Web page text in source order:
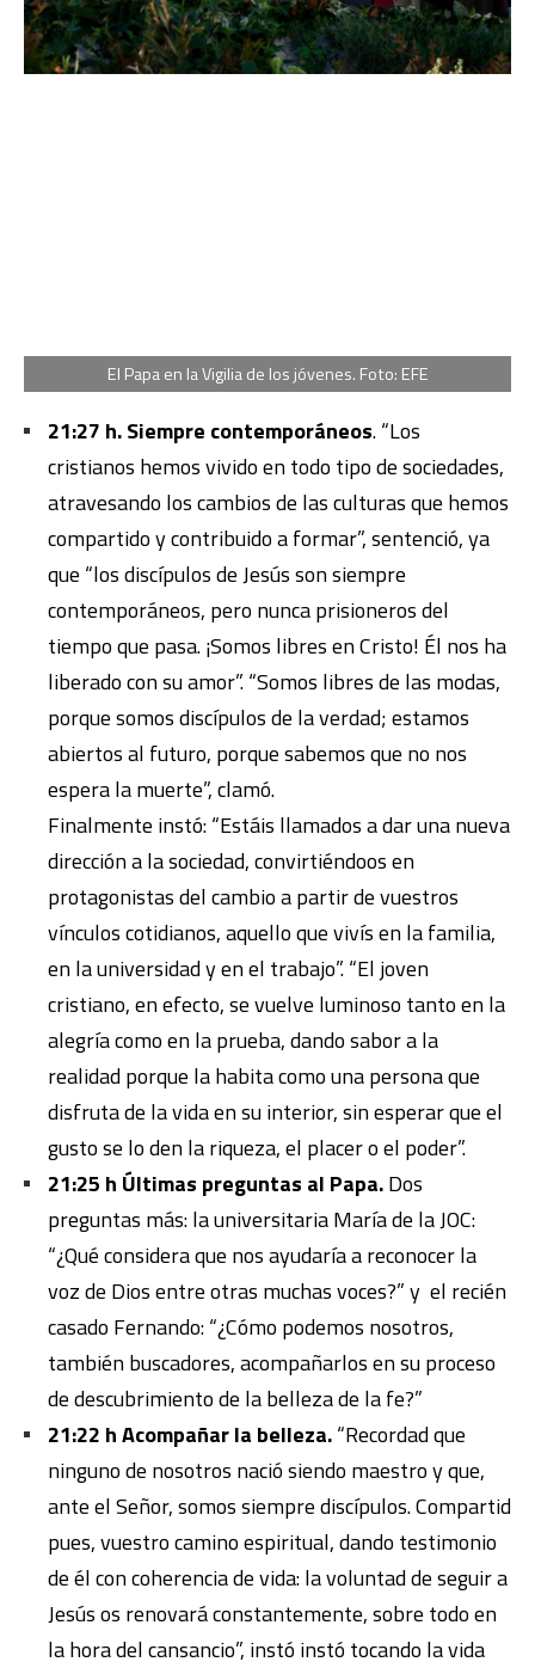
El Papa en la Vigilia de los jóvenes. Foto: EFE
21:27 h. Siempre contemporáneos. “Los
cristianos hemos vivido en todo tipo de sociedades,
atravesando los cambios de las culturas que hemos
compartido y contribuido a formar”, sentenció, ya
que “los discípulos de Jesús son siempre
contemporáneos, pero nunca prisioneros del
tiempo que pasa. ¡Somos libres en Cristo! Él nos ha
liberado con su amor”. “Somos libres de las modas,
porque somos discípulos de la verdad; estamos
abiertos al futuro, porque sabemos que no nos
espera la muerte”, clamó.
Finalmente instó: “Estáis llamados a dar una nueva
dirección a la sociedad, convirtiéndoos en
protagonistas del cambio a partir de vuestros
vínculos cotidianos, aquello que vivís en la familia,
en la universidad y en el trabajo”. “El joven
cristiano, en efecto, se vuelve luminoso tanto en la
alegría como en la prueba, dando sabor a la
realidad porque la habita como una persona que
disfruta de la vida en su interior, sin esperar que el
gusto se lo den la riqueza, el placer o el poder”.
21:25 h Últimas preguntas al Papa.Dos
preguntas más: la universitaria María de la JOC:
“¿Qué considera que nos ayudaría a reconocer la
voz de Dios entre otras muchas voces?” y el recién
casado Fernando: “¿Cómo podemos nosotros,
también buscadores, acompañarlos en su proceso
de descubrimiento de la belleza de la fe?”
21:22 h Acompañar la belleza.“Recordad que
ninguno de nosotros nació siendo maestro y que,
ante el Señor, somos siempre discípulos. Compartid
pues, vuestro camino espiritual, dando testimonio
de él con coherencia de vida: la voluntad de seguir a
Jesús os renovará constantemente, sobre todo en
la hora del cansancio”, instó instó tocando la vida